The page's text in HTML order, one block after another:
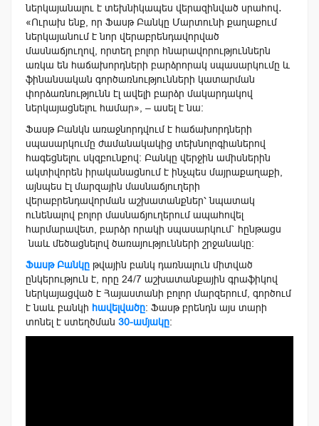
ներկայանալու է տեխնիկապես վերազինված սրահով․
«Ուրախ ենք, որ Ֆասթ Բանկը Մարտունի քաղաքում
ներկայանում է նոր վերաբրենդավորված
մասնաճյուղով, որտեղ բոլոր հնարավորություններն
առկա են հաճախորդների բարձրորակ սպասարկումը և
ֆինանսական գործառնությունների կատարման
փորձառնությունն էլ ավելի բարձր մակարդակով
ներկայացնելու համար», – ասել է նա։
Ֆասթ Բանկն առաջնորդվում է հաճախորդների
սպասարկումը ժամանակակից տեխնոլոգիաներով
հագեցնելու սկզբունքով։ Բանկը վերջին ամիսներին
ակտիվորեն իրականացնում է ինչպես մայրաքաղաքի,
այնպես էլ մարզային մասնաճյուղերի
վերաբրենդավորման աշխատանքներ՝ նպատակ
ունենալով բոլոր մասնաճյուղերում ապահովել
հարմարավետ, բարձր որակի սպասարկում` հընթացս
նաև մեծացնելով ծառայությունների շրջանակը։
Ֆասթ Բանկը թվային բանկ դառնալուն միտված
ընկերություն է, որը 24/7 աշխատանքային գրաֆիկով
ներկայացված է Հայաստանի բոլոր մարզերում, գործում
է նաև բանկի հավելվածը։ Ֆասթ բրենդն այս տարի
տոնել է ստեղծման 30-ամյակը: